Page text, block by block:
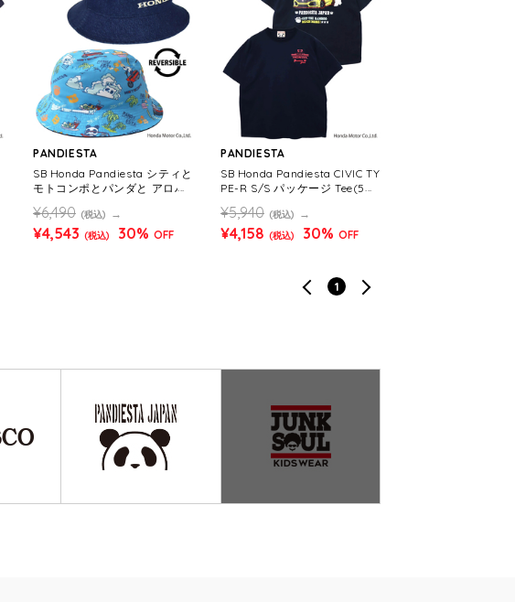
PANDIESTA
SB Honda Pandiesta シティと
モトコンポとパンダと アロハ
(585512 MENS/WOMENS)
¥6,490 (税込)
¥4,543 (税込) 30% OFF
PANDIESTA
SB Honda Pandiesta CIVIC TY
PE-R S/S パッケージ Tee(585
¥5,940 (税込)
¥4,158 (税込) 30% OFF
1